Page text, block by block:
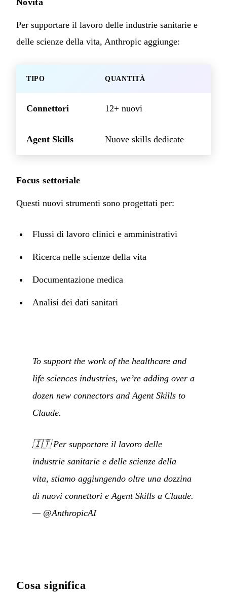
Per supportare il lavoro delle industrie sanitarie e
delle scienze della vita, Anthropic aggiunge:
TIPO QUANTITÀ
Connettori 12+ nuovi
Agent Skills Nuove skills dedicate
Focus settoriale
Questi nuovi strumenti sono progettati per:
Flussi di lavoro clinici e amministrativi
Ricerca nelle scienze della vita
Documentazione medica
Analisi dei dati sanitari
To support the work of the healthcare and
life sciences industries, we’re adding over a
dozen new connectors and Agent Skills to
Claude.
🇮🇹Per supportare il lavoro delle
industrie sanitarie e delle scienze della
vita, stiamo aggiungendo oltre una dozzina
di nuovi connettori e Agent Skills a Claude.
— @AnthropicAI
Cosa significa